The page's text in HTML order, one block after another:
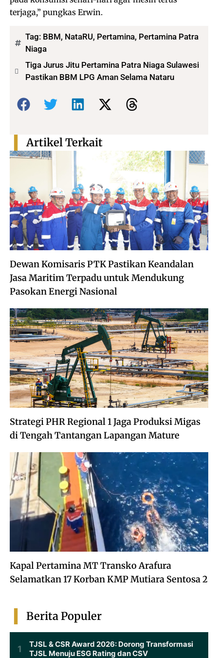
terjaga,” pungkas Erwin.
Tag: BBM, NataRU, Pertamina, Pertamina Patra
Niaga
Tiga Jurus Jitu Pertamina Patra Niaga Sulawesi
Pastikan BBM LPG Aman Selama Nataru
Bagikan:
Dewan Komisaris PTK Pastikan Keandalan
Jasa Maritim Terpadu untuk Mendukung
Pasokan Energi Nasional
Strategi PHR Regional 1 Jaga Produksi Migas
di Tengah Tantangan Lapangan Mature
Kapal Pertamina MT Transko Arafura
Selamatkan 17 Korban KMP Mutiara Sentosa 2
Artikel Terkait
Berita Populer